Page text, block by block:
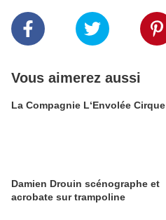
Vous aimerez aussi
La Compagnie L‘Envolée Cirque
Damien Drouin scénographe et
acrobate sur trampoline